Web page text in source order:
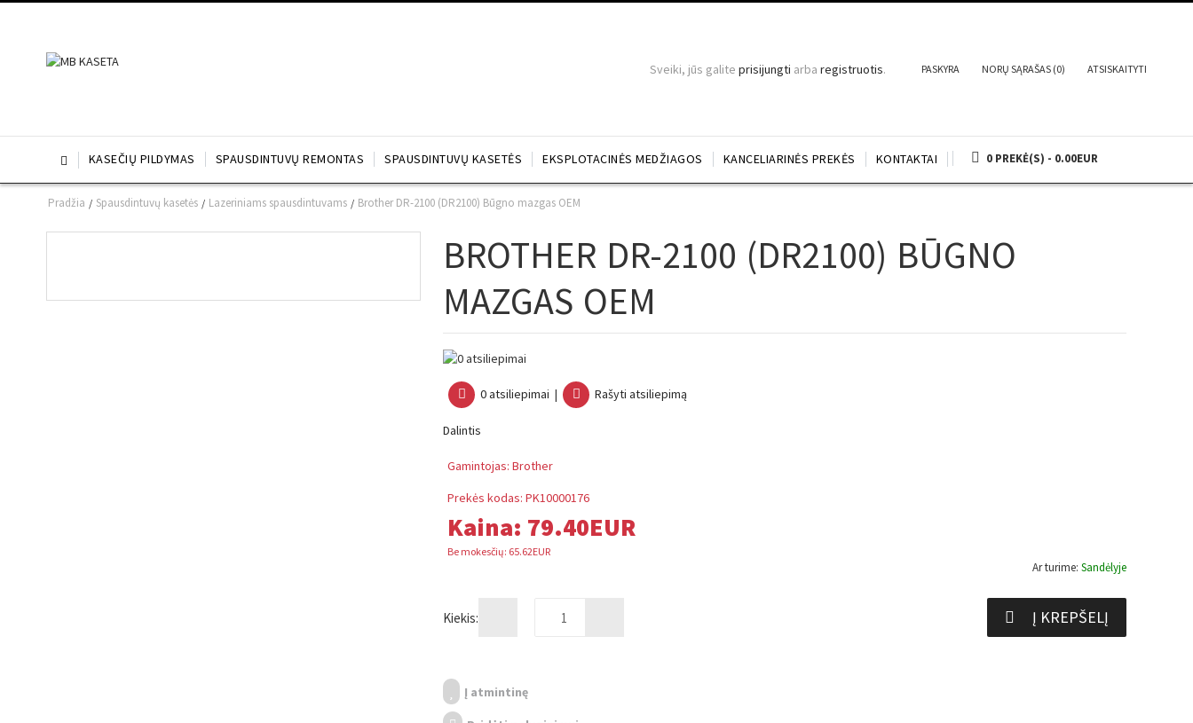
Sveiki, jūs galite prisijungti arba registruotis. PASKYRA NORŲ SĄRAŠAS (0) ATSISKAITYTI
 KASEČIŲ PILDYMAS SPAUSDINTUVŲ REMONTAS SPAUSDINTUVŲ KASETĖS EKSPLOTACINĖS MEDŽIAGOS KANCELIARINĖS PREKĖS KONTAKTAI 0 PREKĖ(S) - 0.00EUR
Pradžia / Spausdintuvų kasetės / Lazeriniams spausdintuvams / Brother DR-2100 (DR2100) Būgno mazgas OEM
BROTHER DR-2100 (DR2100) BŪGNO
MAZGAS OEM
0 atsiliepimai | Rašyti atsiliepimą
Dalintis
Gamintojas: Brother
Prekės kodas: PK10000176
Kaina:
Ar turime: Sandėlyje
79.40EUR
Be mokesčių: 65.62EUR
Kiekis: Į KREPŠELĮ
Į atmintinę